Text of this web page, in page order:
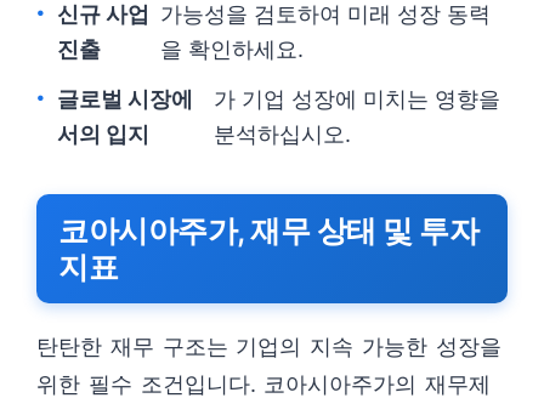
신규 사업
진출
가능성을 검토하여 미래 성장 동력
을 확인하세요.
글로벌 시장에
서의 입지
가 기업 성장에 미치는 영향을
분석하십시오.
코아시아주가, 재무 상태 및 투자
지표
탄탄한 재무 구조는 기업의 지속 가능한 성장을
위한 필수 조건입니다. 코아시아주가의 재무제